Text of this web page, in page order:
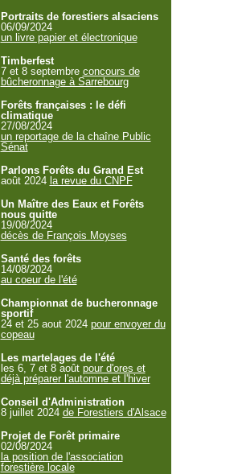
Portraits de forestiers alsaciens
06/09/2024
un livre papier et électronique
Timberfest
7 et 8 septembre concours de
bûcheronnage à Sarrebourg
Forêts françaises : le défi
climatique
27/08/2024
un reportage de la chaîne Public
Sénat
Parlons Forêts du Grand Est
août 2024 la revue du CNPF
Un Maître des Eaux et Forêts
nous quitte
19/08/2024
décès de François Moyses
Santé des forêts
14/08/2024
au coeur de l'été
Championnat de bucheronnage
sportif
24 et 25 aout 2024 pour envoyer du
copeau
Les martelages de l'été
les 6, 7 et 8 août pour d'ores et
déjà préparer l'automne et l'hiver
Conseil d'Administration
8 juillet 2024 de Forestiers d'Alsace
Projet de Forêt primaire
02/08/2024
la position de l'association
forestière locale